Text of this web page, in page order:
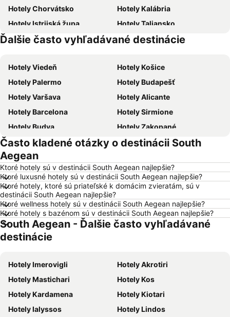
Hotely Chorvátsko
Hotely Kalábria
Hotely Istrijská župa
Hotely Taliansko
Hotely Malorka
Hotely Slovensko
Ďalšie často vyhľadávané destinácie
Hotely Viedeň
Hotely Košice
Hotely Palermo
Hotely Budapešť
Hotely Varšava
Hotely Alicante
Hotely Barcelona
Hotely Sirmione
Hotely Budva
Hotely Zakopané
Hotely Naples
Hotely Crikvenica
Hotely Vysoké Tatry
Hotely Gdansk
Hotely Nice
Hotely Tropea
Hotely Berlín
Hotely Lignano Sabbiadoro
Hotely Malta
Hotely Slovinsko
Hotely Ostrov Mykonos
Hotely Balaton
Hotely Grécko
Hotely Krk
Hotely Drač
Hotely Pobrežie Chorvátska
Hotely Albánsko
Hotely Ibiza
Hotely Ostrov Rodos
Hotely Švajčiarsko
Hotely Turecko
Často kladené otázky o destinácii South
Aegean
Ktoré hotely sú v destinácii South Aegean najlepšie?
Ktoré luxusné hotely sú v destinácii South Aegean najlepšie?
Ktoré hotely, ktoré sú priateľské k domácim zvieratám, sú v
destinácii South Aegean najlepšie?
Ktoré wellness hotely sú v destinácii South Aegean najlepšie?
Ktoré hotely s bazénom sú v destinácii South Aegean najlepšie?
South Aegean - Ďalšie často vyhľadávané
destinácie
Hotely Imerovigli
Hotely Akrotiri
Hotely Mastichari
Hotely Kos
Hotely Kardamena
Hotely Kiotari
Hotely Ialyssos
Hotely Lindos